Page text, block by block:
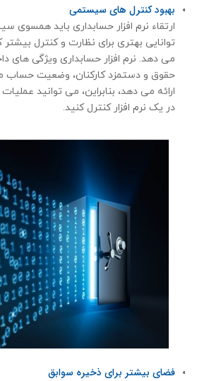
بهبود کنترل های سیستمی
ارتقاء نرم افزار حسابداری باید همسوی
توانایی بهتری برای نظارت و کنترل بیشتر
می دهد. نرم افزار حسابداری ویژگی های
حقوق و دستمزد کارکنان، وضعیت حساب
ارائه می دهد، بنابراین، می توانید
در یک نرم افزار کنترل کنید.
فضای بیشتر برای ذخیره سوابق